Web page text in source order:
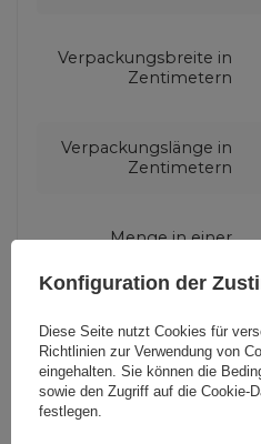
Verpackungsbreite in
Zentimetern
Verpackungslänge in
Zentimetern
Menge in einer
Kabel Funktion
Produzenten-Code
Konfiguration der
Diese Seite nutzt Cookies für
Richtlinien zur Verwendung von
eingehalten. Sie können die
sowie den Zugriff auf die Cookie-
festlegen.